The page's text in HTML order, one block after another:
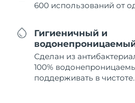
600 использований от
Гигиеничный и
Сделан из
100%
поддерживать в чистоте.